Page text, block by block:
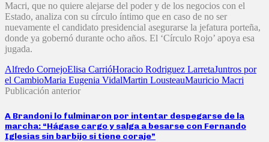
Macri, que no quiere alejarse del poder y de los negocios con el
Estado, analiza con su círculo íntimo que en caso de no ser
nuevamente el candidato presidencial asegurarse la jefatura porteña,
donde ya gobernó durante ocho años. El ‘Círculo Rojo’ apoya esa
jugada.
Alfredo CornejoElisa CarrióHoracio Rodriguez LarretaJuntros por
el CambioMaria Eugenia VidalMartin LousteauMauricio Macri
Publicación anterior
A Brandoni lo fulminaron por intentar despegarse de la
marcha: “Hágase cargo y salga a besarse con Fernando
Iglesias sin barbijo si tiene coraje”